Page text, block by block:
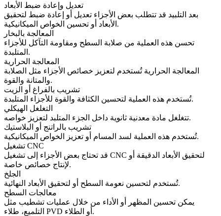
تعديل وإعادة ضبط الأبعاد
بعد التلبيد قد تتطلب بعض الأجزاء تعديل أو إعادة ضبط لتحقيق
الأبعاد أو تحسين الخواص الميكانيكية.
المعالجة بالبخار
تحسن هذه العملية من صلابة السطح ومقاومة التآكل للأجزاء
المتلبدة.
المعالجة الحرارية
المعالجة الحرارية تُستخدم لتعزيز خصائص الأجزاء مثل الصلابة
والمتانة والقوة.
تشريب بالفراغ أو الزيت
تُستخدم هذه العملية لتحسين الكثافة والقوة للأجزاء المتلبدة.
التغلغل الهيكلي
تتغلغل مادة معدنية ثانوية داخل الجزء المتلبد لتعزيز خواصه.
تشريب بالراتنج أو البلاستيك
تُستخدم هذه العملية لسد المسام أو تعزيز الخواص الميكانيكية.
تشغيل CNC
قد تحتاج بعض الأجزاء إلى تشغيل CNC
لإنتاج خصائص خاصة.
الجلخ
تُستخدم لتحسين نعومة السطح أو لتحقيق الأبعاد النهائية.
معالجات السطح
يمكن تحسين المظهر أو الأداء من خلال عمليات تشطيب مثل
التلميع، طلاء PVD أو الطلاء .